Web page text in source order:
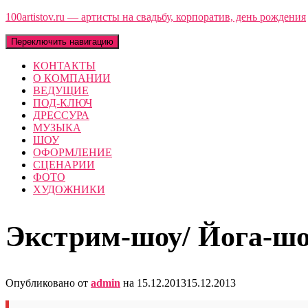
100artistov.ru — артисты на свадьбу, корпоратив, день рождения
Переключить навигацию
КОНТАКТЫ
О КОМПАНИИ
ВЕДУЩИЕ
ПОД-КЛЮЧ
ДРЕССУРА
МУЗЫКА
ШОУ
ОФОРМЛЕНИЕ
СЦЕНАРИИ
ФОТО
ХУДОЖНИКИ
Экстрим-шоу/ Йога-
Опубликовано от admin на 15.12.201315.12.2013